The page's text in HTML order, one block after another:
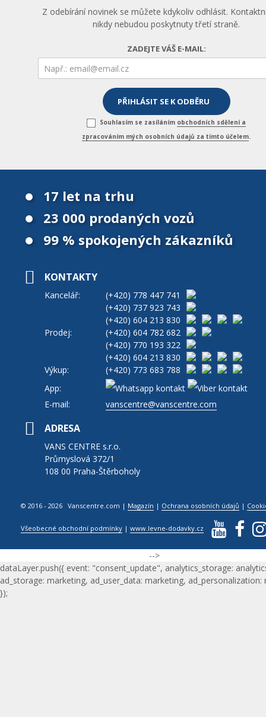
Z odebírání novinek se můžete kdykoliv odhlásit.
nikdy nebudou poskytnuty třetí straně.
ZADEJTE VÁŠ E-MAIL:
Souhlasím se zasíláním obchodních sdělení a
zpracováním mých osobních údajů za tímto účelem.
17 let na trhu
23 000 prodaných vozů
99 % spokojených zákazníků
KONTAKTY
Kancelář: (+420) 778 447 741
(+420) 737 923 743
(+420) 604 213 830
Prodej:
(+420) 604 782 682
(+420) 770 193 322
(+420) 604 213 830
Výkup:
(+420) 773 683 788
App:
E-mail:
vanscentre@vanscentre.com
ADRESA
VANS CENTRE s.r.o.
Průmyslová 372/1
108 00 Praha-Štěrboholy
© 2016 - 2026 Vanscentre.com | Magazín | Ochrana osobních údajů |
Všeobecné obchodní podmínky |www.levne-dodavky.cz
-->
dataLayer.push({ event: "consent_update", analytics_storage:
ad_storage: marketing, ad_user_data: marketing, ad_personalization:
});